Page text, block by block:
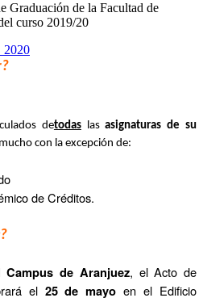
Graduación de la Facultad de
curso 2019/20
detodaslasasignaturas de su
con la excepción de:
de Créditos.
de Aranjuez, el Acto de
el 25 de mayoen el Edificio